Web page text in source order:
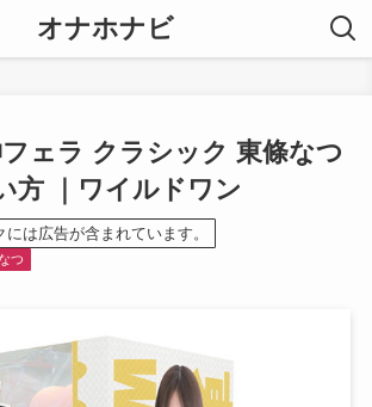
オナホナビ
ェラ クラシック 東條なつ
方 ｜ワイルドワン
は広告が含まれています。
つ